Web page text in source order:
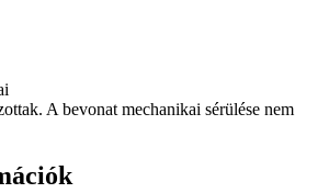
A bevonat mechanikai sérülése nem